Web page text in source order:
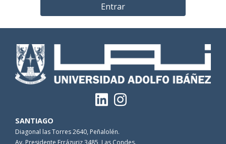
Entrar
SANTIAGO
Diagonal las Torres 2640, Peñalolén.
Av. Presidente Errázuriz 3485, Las Condes.